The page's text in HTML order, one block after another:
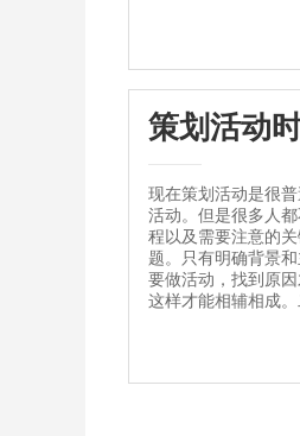
策划活动
现在策划活动是很
活动。但是很多人
程以及需要注意的
题。只有明确背景
要做活动，找到原
这样才能相辅相成